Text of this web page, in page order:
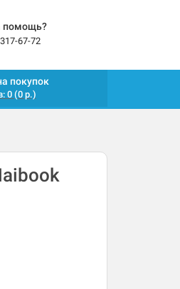
помощь?
67-72
покупок
0 (0 р.)